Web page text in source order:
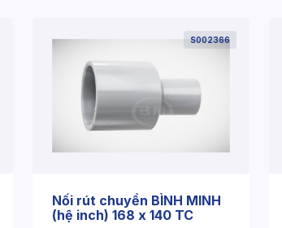
S002366
Nối rút chuyển BÌNH MINH
(hệ inch) 168 x 140 TC